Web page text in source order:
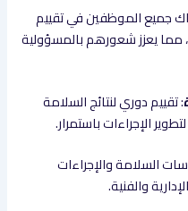
جميع الموظفين في تقييم
مما يعزز شعورهم بالمسؤولية
: تقييم دوري لنتائج السلامة
الإجراءات باستمرار.
السلامة والإجراءات
والفنية.